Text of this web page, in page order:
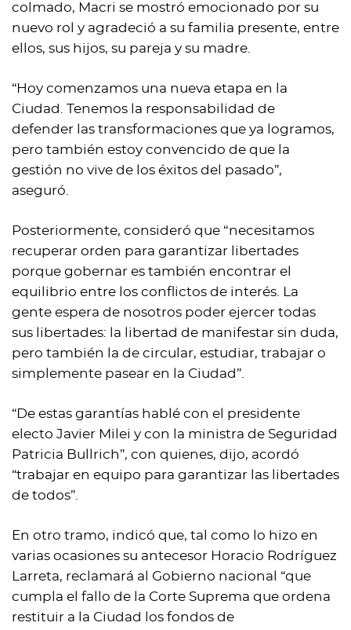
colmado, Macri se mostró emocionado por su
nuevo rol y agradeció a su familia presente, entre
ellos, sus hijos, su pareja y su madre.
“Hoy comenzamos una nueva etapa en la
Ciudad. Tenemos la responsabilidad de
defender las transformaciones que ya logramos,
pero también estoy convencido de que la
gestión no vive de los éxitos del pasado”,
aseguró.
Posteriormente, consideró que “necesitamos
recuperar orden para garantizar libertades
porque gobernar es también encontrar el
equilibrio entre los conflictos de interés. La
gente espera de nosotros poder ejercer todas
sus libertades: la libertad de manifestar sin duda,
pero también la de circular, estudiar, trabajar o
simplemente pasear en la Ciudad”.
“De estas garantías hablé con el presidente
electo Javier Milei y con la ministra de Seguridad
Patricia Bullrich”, con quienes, dijo, acordó
“trabajar en equipo para garantizar las libertades
de todos”.
En otro tramo, indicó que, tal como lo hizo en
varias ocasiones su antecesor Horacio Rodríguez
Larreta, reclamará al Gobierno nacional “que
cumpla el fallo de la Corte Suprema que ordena
restituir a la Ciudad los fondos de